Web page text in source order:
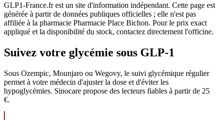
GLP1-France.fr est un site d'information indépendant. Cette page est
générée à partir de données publiques officielles ; elle n'est pas
affiliée à la pharmacie Pharmacie Place Bichon. Pour le prix exact
appliqué et la disponibilité du stock, contactez directement l'officine.
Suivez votre glycémie sous GLP-1
Sous Ozempic, Mounjaro ou Wegovy, le suivi glycémique régulier
permet à votre médecin d'ajuster la dose et d'éviter les
hypoglycémies. Sinocare propose des lecteurs fiables à partir de 25
€.